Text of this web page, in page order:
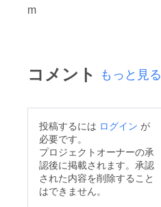
m
コメント もっと見る
投稿するには ログイン が
必要です。
プロジェクトオーナーの承
認後に掲載されます。承認
された内容を削除すること
はできません。